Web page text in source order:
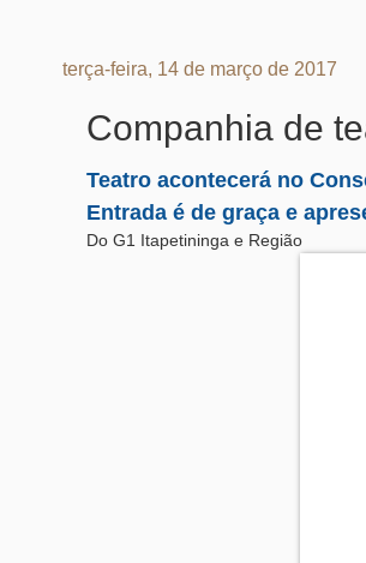
terça-feira, 14 de março de 2017
Companhia de
Teatro acontecerá no
Entrada é de graça e
Do G1 Itapetininga e Região